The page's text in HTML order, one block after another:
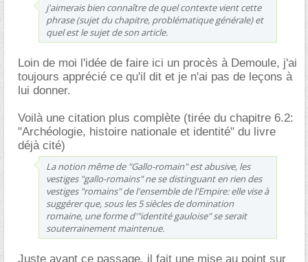
j'aimerais bien connaître de quel contexte vient cette
phrase (sujet du chapitre, problématique générale) et
quel est le sujet de son article.
Loin de moi l'idée de faire ici un procès à Demoule, j'ai
toujours apprécié ce qu'il dit et je n'ai pas de leçons à
lui donner.
Voilà une citation plus complète (tirée du chapitre 6.2:
"Archéologie, histoire nationale et identité" du livre
déjà cité)
La notion même de "Gallo-romain" est abusive, les
vestiges "gallo-romains" ne se distinguant en rien des
vestiges "romains" de l'ensemble de l'Empire: elle vise à
suggérer que, sous les 5 siècles de domination
romaine, une forme d'"identité gauloise" se serait
souterrainement maintenue.
Juste avant ce passage, il fait une mise au point sur